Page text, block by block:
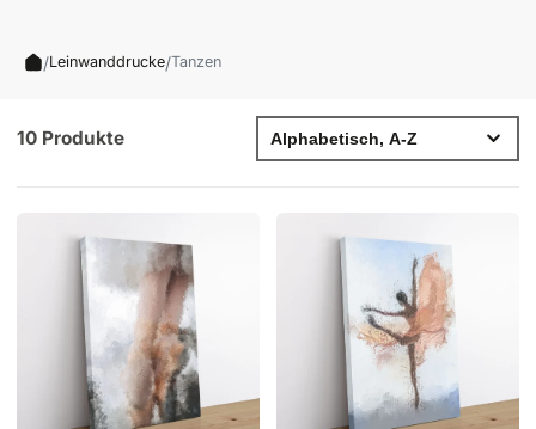
/Leinwanddrucke/Tanzen
10 Produkte